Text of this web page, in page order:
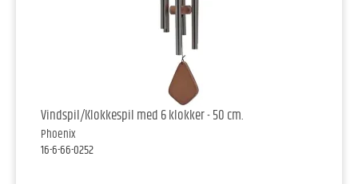
Vindspil/Klokkespil med 6 klokker - 50 cm.
Phoenix
16-6-66-0252